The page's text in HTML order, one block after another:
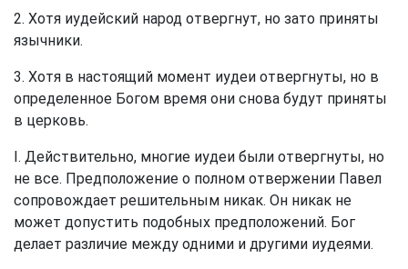
2. Хотя иудейский народ отвергнут, но зато приняты
язычники.
3. Хотя в настоящий момент иудеи отвергнуты, но в
определенное Богом время они снова будут приняты
в церковь.
I. Действительно, многие иудеи были отвергнуты, но
не все. Предположение о полном отвержении Павел
сопровождает решительным никак. Он никак не
может допустить подобных предположений. Бог
делает различие между одними и другими иудеями.